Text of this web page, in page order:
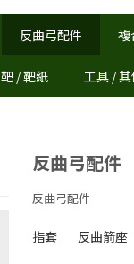
反曲弓配件 複
靶 / 靶紙 工具 /
反曲弓配件
反曲弓配件
指套 反曲箭座